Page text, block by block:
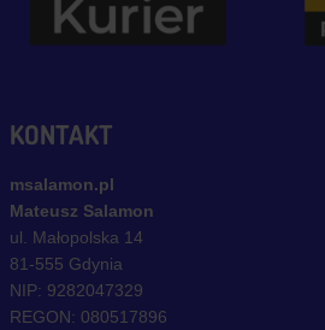
KONTAKT
msalamon.pl
Mateusz Salamon
ul. Małopolska 14
81-555 Gdynia
NIP: 9282047329
REGON: 080517896